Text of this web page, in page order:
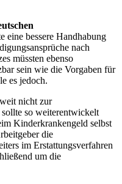
eine bessere Handhabung
nach
müssten ebenso
sein wie die Vorgaben für
es jedoch.
nicht zur
so weiterentwickelt
Kinderkrankengeld selbst
die
im Erstattungsverfahren
um die